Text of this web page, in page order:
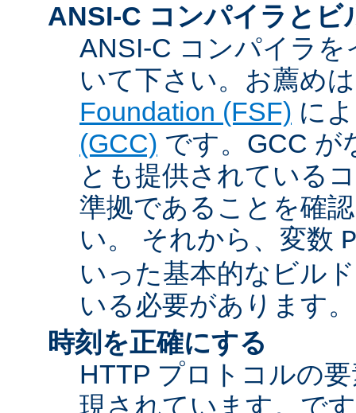
ANSI-C コンパイラとビ
ANSI-C コンパイラ
いて下さい。お薦め
Foundation (FSF) に
(GCC) です。GCC が
とも提供されている
準拠であることを確
い。 それから、変数
いった基本的なビル
いる必要があります。
時刻を正確にする
HTTP プロトコルの
現されています。で